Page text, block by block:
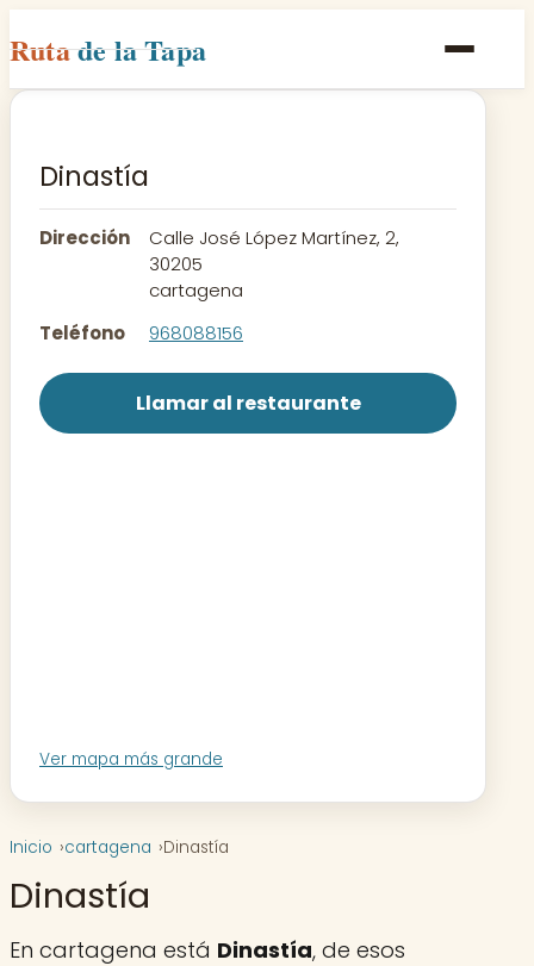
Rutade la Tapa
Inicio
Rutas
Contacto
Dinastía
Dirección
Calle José López Martínez, 2,
30205
cartagena
Teléfono
968088156
Llamar al restaurante
Ver mapa más grande
Inicio cartagena Dinastía
Dinastía
En cartagena está Dinastía, de esos